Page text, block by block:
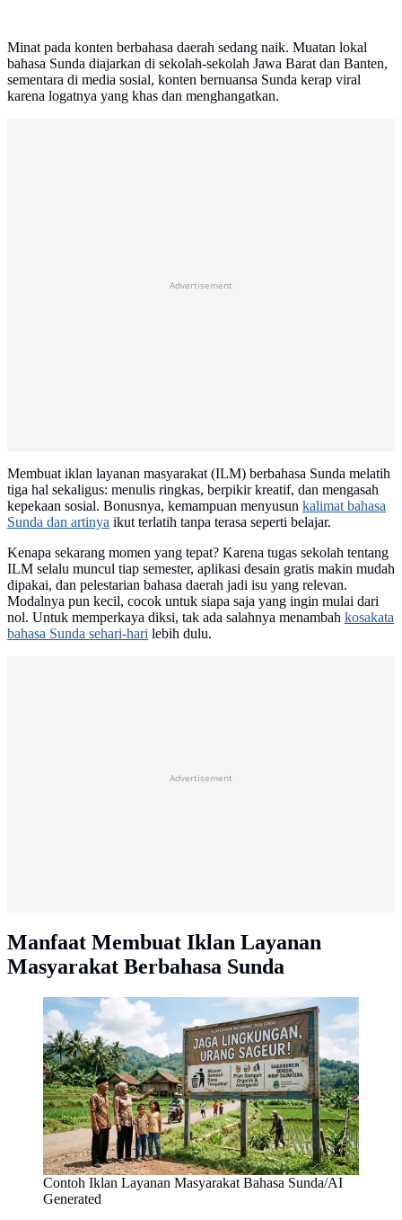
Minat pada konten berbahasa daerah sedang naik. Muatan lokal
bahasa Sunda diajarkan di sekolah-sekolah Jawa Barat dan Banten,
sementara di media sosial, konten bernuansa Sunda kerap viral
karena logatnya yang khas dan menghangatkan.
Advertisement
Membuat iklan layanan masyarakat (ILM) berbahasa Sunda melatih
tiga hal sekaligus: menulis ringkas, berpikir kreatif, dan mengasah
kepekaan sosial. Bonusnya, kemampuan menyusun kalimat bahasa
Sunda dan artinya ikut terlatih tanpa terasa seperti belajar.
Kenapa sekarang momen yang tepat? Karena tugas sekolah tentang
ILM selalu muncul tiap semester, aplikasi desain gratis makin mudah
dipakai, dan pelestarian bahasa daerah jadi isu yang relevan.
Modalnya pun kecil, cocok untuk siapa saja yang ingin mulai dari
nol. Untuk memperkaya diksi, tak ada salahnya menambah kosakata
bahasa Sunda sehari-hari lebih dulu.
Advertisement
Manfaat Membuat Iklan Layanan
Masyarakat Berbahasa Sunda
Contoh Iklan Layanan Masyarakat Bahasa Sunda/AI
Generated